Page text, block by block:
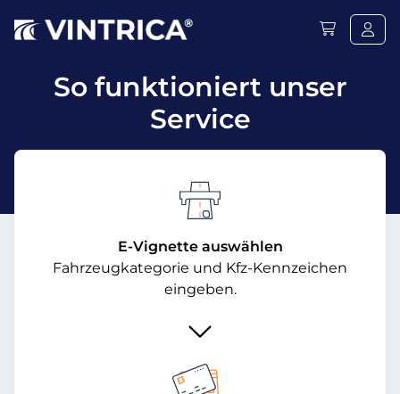
So funktioniert unser
Service
E-Vignette auswählen
Fahrzeugkategorie und Kfz-Kennzeichen
eingeben.